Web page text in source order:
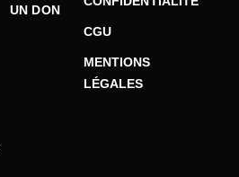
UN DON
CGU
MENTIONS
LÉGALES